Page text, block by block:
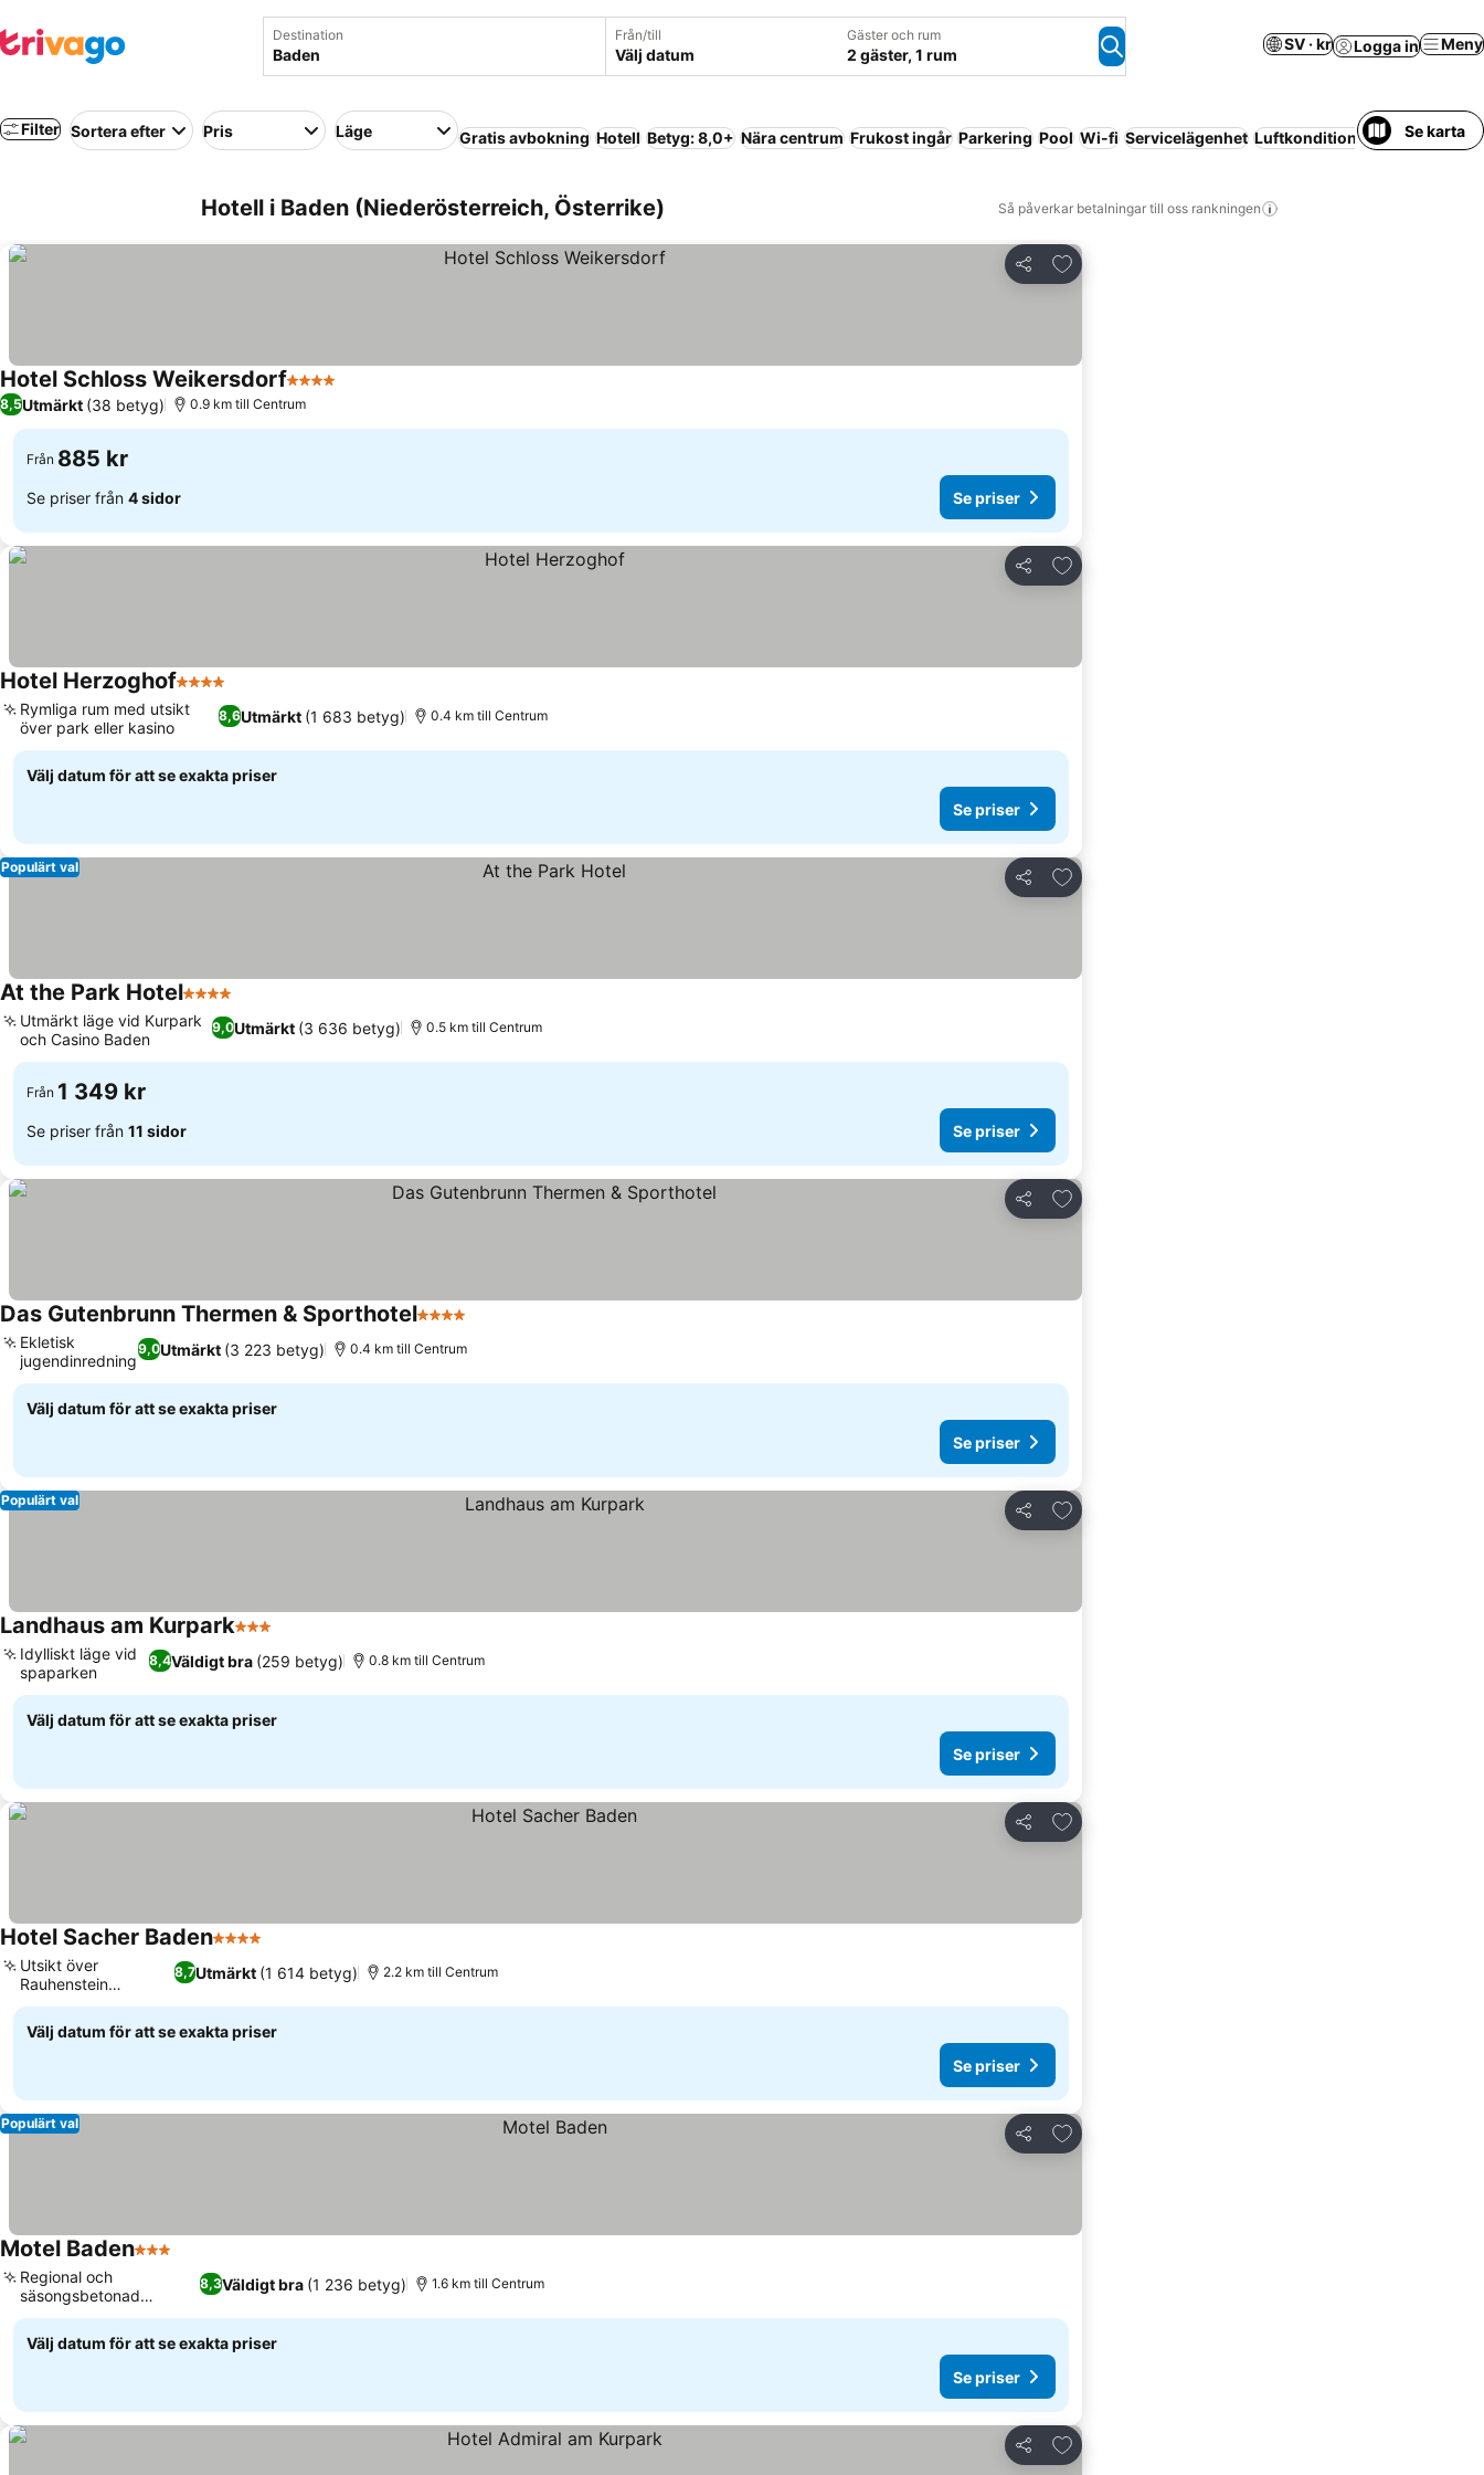
Destination Från/till
Välj datum
Gäster och rum
2 gäster, 1 rum
SV · kr Logga in Meny
Filter Sortera efter Pris Läge Gratis avbokning Hotell Betyg: 8,0+ Nära centrum Frukost ingår Parkering Pool Wi-fi Servicelägenhet Luftkonditionering Se karta
Hotell i Baden (Niederösterreich, Österrike) Så påverkar betalningar till oss rankningen
Dela
Lägg till i Mina Favoriter
Hotel Schloss Weikersdorf4 Stjärnor
8,5Utmärkt (38 betyg) 0.9 km till Centrum
Från 885 kr
Se priser från 4 sidor Se priser
Dela
Lägg till i Mina Favoriter
Hotel Herzoghof4 Stjärnor
8,6Utmärkt (1 683 betyg)
Rymliga rum med utsikt
över park eller kasino
0.4 km till Centrum
Välj datum för att se exakta priser
Se priser
Dela
Lägg till i Mina Favoriter
Populärt val
At the Park Hotel4 Stjärnor
9,0Utmärkt (3 636 betyg)
Utmärkt läge vid Kurpark
och Casino Baden
0.5 km till Centrum
Från 1 349 kr
Se priser från 11 sidor Se priser
Dela
Lägg till i Mina Favoriter
Das Gutenbrunn Thermen & Sporthotel4 Stjärnor
9,0Utmärkt (3 223 betyg)
Ekletisk
jugendinredning
0.4 km till Centrum
Välj datum för att se exakta priser
Se priser
Dela
Lägg till i Mina Favoriter
Populärt val
Landhaus am Kurpark3 Stjärnor
8,4Väldigt bra (259 betyg)
Idylliskt läge vid
spaparken
0.8 km till Centrum
Välj datum för att se exakta priser
Se priser
Dela
Lägg till i Mina Favoriter
Hotel Sacher Baden4 Stjärnor
8,7Utmärkt (1 614 betyg)
Utsikt över
Rauhenstein
slottsruin
2.2 km till Centrum
Välj datum för att se exakta priser
Se priser
Dela
Lägg till i Mina Favoriter
Populärt val
Motel Baden3 Stjärnor
8,3Väldigt bra (1 236 betyg)
Regional och
säsongsbetonad
restaurang
1.6 km till Centrum
Välj datum för att se exakta priser
Se priser
Dela
Lägg till i Mina Favoriter